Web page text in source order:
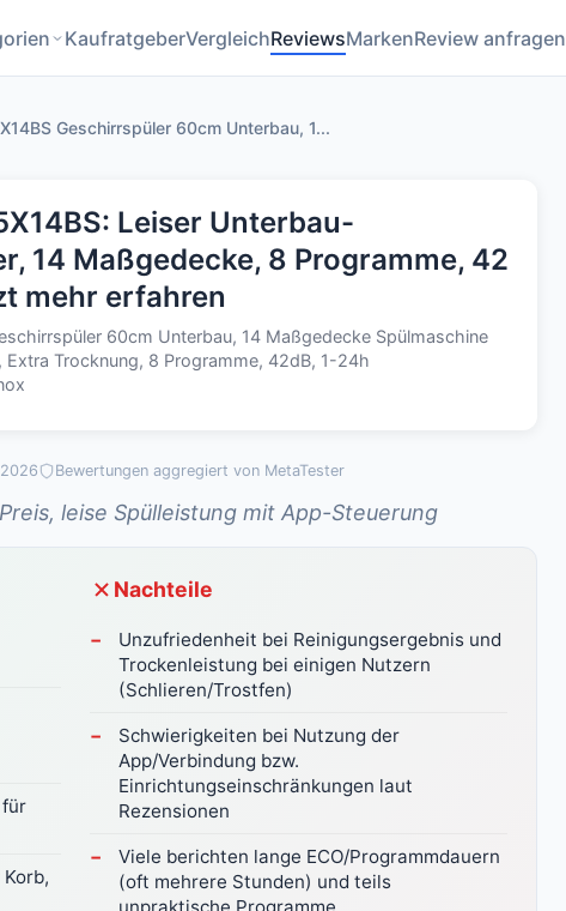
KaufratgeberVergleichReviewsMarkenReview anfragen
Geschirrspüler 60cm Unterbau, 1...
Leiser Unterbau-
14 Maßgedecke, 8 Programme, 42
mehr erfahren
60cm Unterbau, 14 Maßgedecke Spülmaschine
Extra Trocknung, 8 Programme, 42dB, 1-24h
Bewertungen aggregiert von MetaTester
leise Spülleistung mit App-Steuerung
Nachteile
Unzufriedenheit bei Reinigungsergebnis und
Trockenleistung bei einigen Nutzern
(Schlieren/Trostfen)
Schwierigkeiten bei Nutzung der
App/Verbindung bzw.
Einrichtungseinschränkungen laut
Rezensionen
Viele berichten lange ECO/Programmdauern
(oft mehrere Stunden) und teils